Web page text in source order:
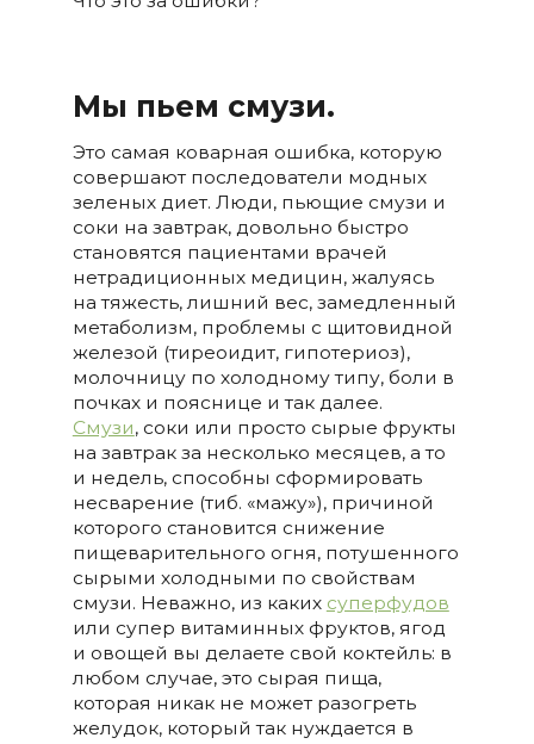
Мы пьем смузи.
Это самая коварная ошибка, которую
совершают последователи модных
зеленых диет. Люди, пьющие смузи и
соки на завтрак, довольно быстро
становятся пациентами врачей
нетрадиционных медицин, жалуясь
на тяжесть, лишний вес, замедленный
метаболизм, проблемы с щитовидной
железой (тиреоидит, гипотериоз),
молочницу по холодному типу, боли в
почках и пояснице и так далее.
Смузи, соки или просто сырые фрукты
на завтрак за несколько месяцев, а то
и недель, способны сформировать
несварение (тиб. «мажу»), причиной
которого становится снижение
пищеварительного огня, потушенного
сырыми холодными по свойствам
смузи. Неважно, из каких суперфудов
или супер витаминных фруктов, ягод
и овощей вы делаете свой коктейль: в
любом случае, это сырая пища,
которая никак не может разогреть
желудок, который так нуждается в